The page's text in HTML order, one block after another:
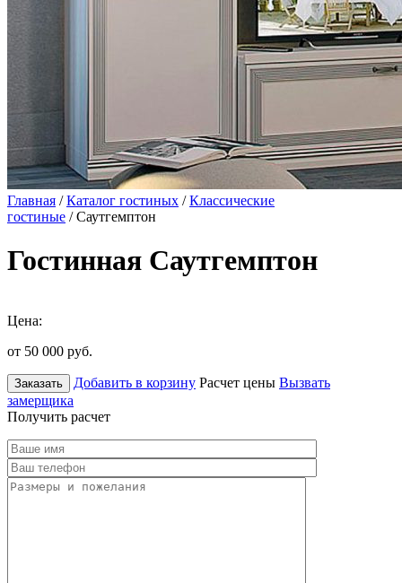
Главная /Каталог гостиных /Классические
гостиные / Саутгемптон
Гостинная Саутгемптон
Цена:
от 50 000 руб.
Заказать Добавить в корзину Расчет цены Вызвать
замерщика
Получить расчет